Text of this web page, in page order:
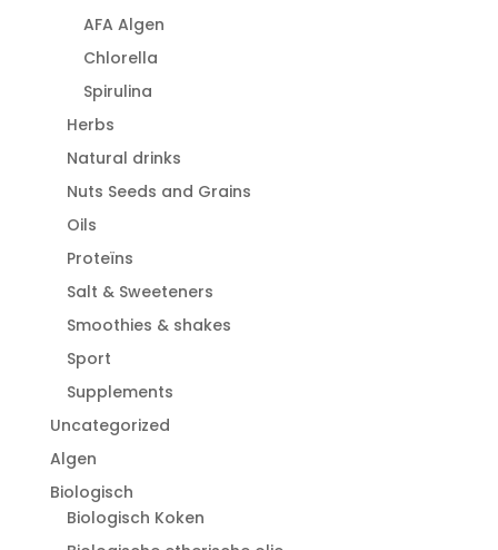
AFA Algen
Chlorella
Spirulina
Herbs
Natural drinks
Nuts Seeds and Grains
Oils
Proteïns
Salt & Sweeteners
Smoothies & shakes
Sport
Supplements
Uncategorized
Algen
Biologisch
Biologisch Koken